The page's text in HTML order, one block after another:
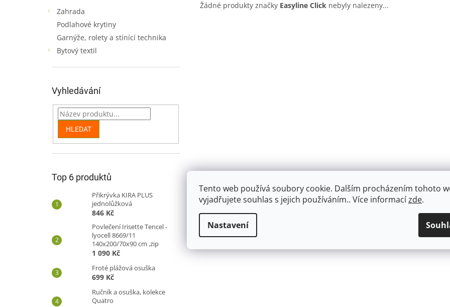
Tento web používá soubory cookie. Dalším procházením tohoto
vyjadřujete souhlas s jejich používáním.. Více informacízde.
Nastavení
Zahrada
Podlahové krytiny
Garnýže, rolety a stínící technika
Bytový textil
Vyhledávání
HLEDAT
Top 6 produktů
Přikrývka KIRA PLUS
jednolůžková
846 Kč
Povlečení Irisette Tencel -
lyocell 8669/11
140x200/70x90 cm ,zip
1 090 Kč
Froté plážová osuška
699 Kč
Ručník a osuška, kolekce
Quatro
Žádné produkty značky Easyline Click nebyly nalezeny...